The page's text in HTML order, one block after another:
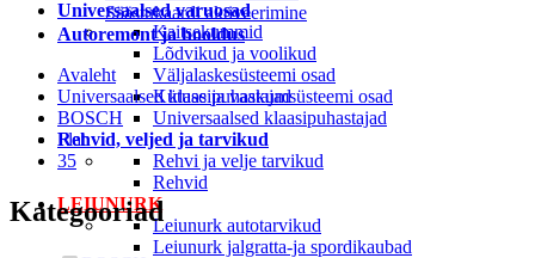
Universaalsed varuosad
Kaitsekummid
Lõdvikud ja voolikud
Väljalaskesüsteemi osad
Kütuse ja vaakumsüsteemi osad
Universaalsed klaasipuhastajad
Rehvid, veljed ja tarvikud
Rehvi ja velje tarvikud
Rehvid
LEIUNURK
Leiunurk autotarvikud
Leiunurk jalgratta-ja spordikaubad
Säästukaardi aktiveerimine
Autoremont ja hooldus
Avaleht
Universaalsed klaasipuhastajad
BOSCH
Flat
35
Kategooriad